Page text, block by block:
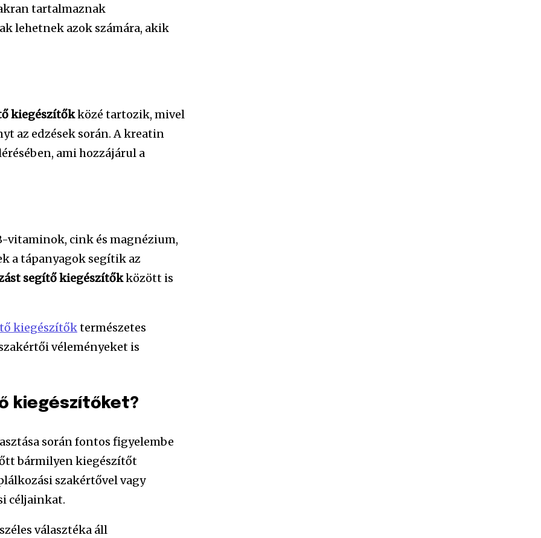
tartalmaznak
lehetnek azok számára, akik
kiegészítőkközé tartozik, mivel
az edzések során. A kreatin
ami hozzájárul a
vitaminok, cink és magnézium,
a tápanyagok segítik az
segítő kiegészítőkközött is
kiegészítőktermészetes
véleményeket is
kiegészítőket?
során fontos figyelembe
bármilyen kiegészítőt
szakértővel vagy
céljainkat.
választéka áll